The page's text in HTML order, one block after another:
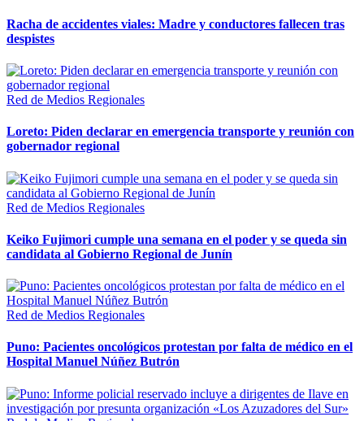
Racha de accidentes viales: Madre y conductores fallecen tras
despistes
Red de Medios Regionales
Loreto: Piden declarar en emergencia transporte y reunión con
gobernador regional
Red de Medios Regionales
Keiko Fujimori cumple una semana en el poder y se queda sin
candidata al Gobierno Regional de Junín
Red de Medios Regionales
Puno: Pacientes oncológicos protestan por falta de médico en el
Hospital Manuel Núñez Butrón